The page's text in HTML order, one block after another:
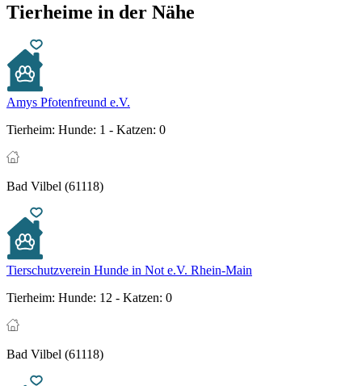
Tierheime in der Nähe
Amys Pfotenfreund e.V.
Tierheim: Hunde: 1 - Katzen: 0
Bad Vilbel (61118)
Tierschutzverein Hunde in Not e.V. Rhein-Main
Tierheim: Hunde: 12 - Katzen: 0
Bad Vilbel (61118)